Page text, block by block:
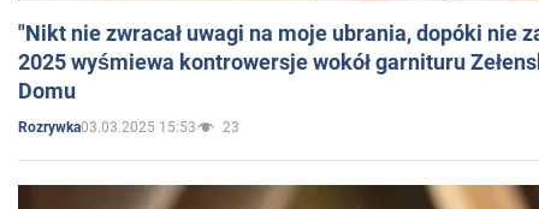
"Nikt nie zwracał uwagi na moje ubrania, dopóki nie
2025 wyśmiewa kontrowersje wokół garnituru
Domu
Rozrywka03.03.2025 15:53 23